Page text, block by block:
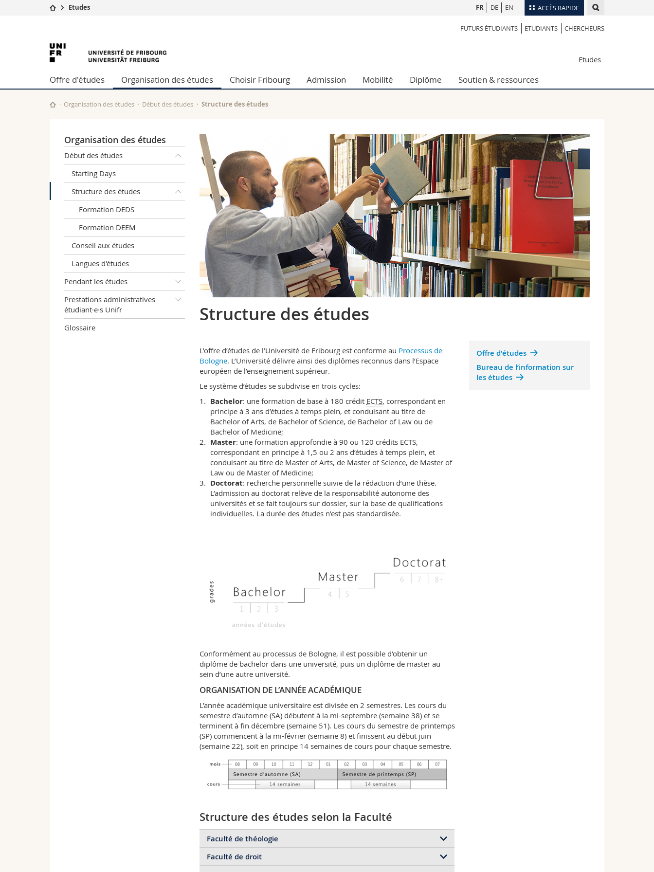
ACCÈS RAPIDE
Etudes
Campus
Université
Formation continue
Lettres et sciences humaines
Sciences de l'éducation et de la formation
Sciences et médecine
Chercheurs
Collaborateurs
Annuaire du personnel
Webmail
Programme des cours
FR DE EN
Etudes
FUTURS ÉTUDIANTS ETUDIANTS CHERCHEURS
Université
de
Fribourg
Etudes
Offre d'études Organisation des études Choisir Fribourg Admission Mobilité Diplôme Soutien & ressources
Organisation des études Début des études Structure des études
Organisation des études
Début des études
Starting Days
Structure des études
Formation DEDS
Formation DEEM
Conseil aux études
Langues d'études
Pendant les études
Prestations administratives
étudiant·e·s Unifr
Glossaire
Structure des études
L’offre d’études de l’Université de Fribourg est conforme au Processus de
Bologne. L’Université délivre ainsi des diplômes reconnus dans l’Espace
européen de l’enseignement supérieur.
Le système d’études se subdivise en trois cycles:
Bachelor: une formation de base à 180 crédit ECTS, correspondant en
principe à 3 ans d’études à temps plein, et conduisant au titre de
Bachelor of Arts, de Bachelor of Science, de Bachelor of Law ou de
Bachelor of Medicine;
Master: une formation approfondie à 90 ou 120 crédits ECTS,
correspondant en principe à 1,5 ou 2 ans d’études à temps plein, et
conduisant au titre de Master of Arts, de Master of Science, de Master of
Law ou de Master of Medicine;
Doctorat: recherche personnelle suivie de la rédaction d’une thèse.
L’admission au doctorat relève de la responsabilité autonome des
universités et se fait toujours sur dossier, sur la base de qualifications
individuelles. La durée des études n’est pas standardisée.
Conformément au processus de Bologne, il est possible d’obtenir un
diplôme de bachelor dans une université, puis un diplôme de master au
sein d’une autre université.
ORGANISATION DE L’ANNÉE ACADÉMIQUE
L’année académique universitaire est divisée en 2 semestres. Les cours du
semestre d’automne (SA) débutent à la mi-septembre (semaine 38) et se
terminent à fin décembre (semaine 51). Les cours du semestre de printemps
(SP) commencent à la mi-février (semaine 8) et finissent au début juin
(semaine 22), soit en principe 14 semaines de cours pour chaque semestre.
Structure des études selon la Faculté
Faculté de théologie
Bachelor
Faculté de droit
Offre d'études
Bureau de l’information sur
les études